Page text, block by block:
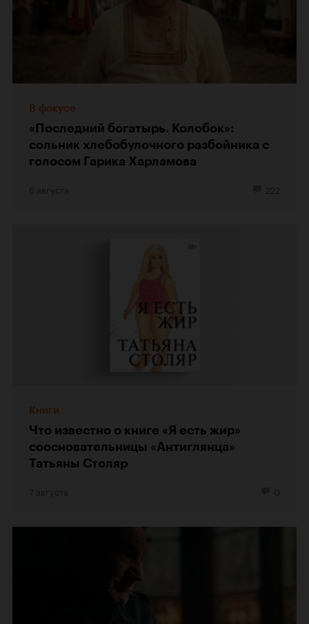
В фокусе
«Последний богатырь. Колобок»:
сольник хлебобулочного разбойника с
голосом Гарика Харламова
Книги
Что известно о книге «Я есть жир»
соосновательницы «Антиглянца»
Татьяны Столяр